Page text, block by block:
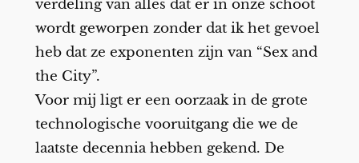
verdeling van alles dat er in onze schoot
wordt geworpen zonder dat ik het gevoel
heb dat ze exponenten zijn van “Sex and
the City”.
Voor mij ligt er een oorzaak in de grote
technologische vooruitgang die we de
laatste decennia hebben gekend. De